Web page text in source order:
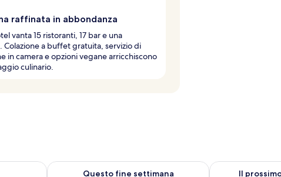
raffinata in abbondanza
vanta 15 ristoranti, 17 bar e una
Colazione a buffet gratuita, servizio di
in camera e opzioni vegane arricchiscono
culinario.
ago 8 - ago 9
Questo fine settimana
Verifica la disponibilità per questo fine settimana, ago 7
Il
Verifica la